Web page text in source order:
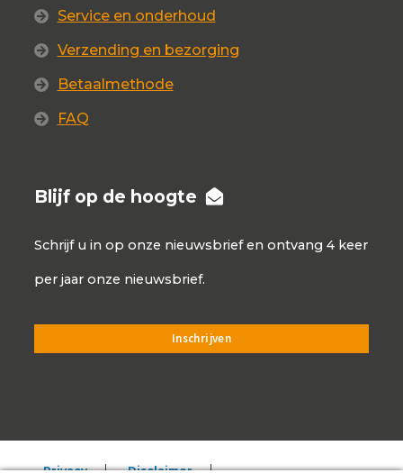
Service en onderhoud
Verzending en bezorging
Betaalmethode
FAQ
Blijf op de hoogte
Schrijf u in op onze nieuwsbrief en ontvang 4 keer
per jaar onze nieuwsbrief.